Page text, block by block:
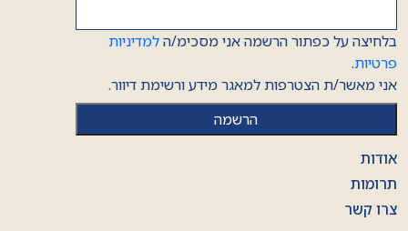
בלחיצה על כפתור הרשמה אני מסכימ/הלמדיניות
פרטיות.
אני מאשר/ת הצטרפות למאגר מידע ורשימת דיוור.
אודות
תרומות
צרו קשר